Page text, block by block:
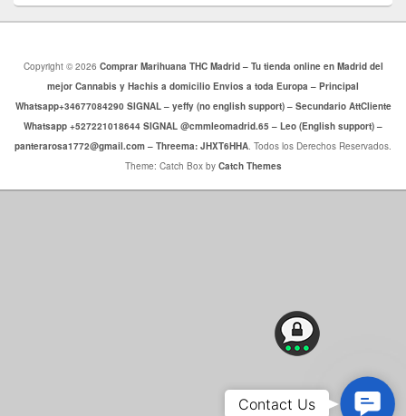
Copyright © 2026 Comprar Marihuana THC Madrid – Tu tienda online en Madrid del
mejor Cannabis y Hachis a domicilio Envios a toda Europa – Principal
Whatsapp+34677084290 SIGNAL – yeffy (no english support) – Secundario AttCliente
Whatsapp +527221018644 SIGNAL @cmmleomadrid.65 – Leo (English support) –
panterarosa1772@gmail.com – Threema: JHXT6HHA. Todos los Derechos Reservados.
Theme: Catch Box by Catch Themes
Contact Us